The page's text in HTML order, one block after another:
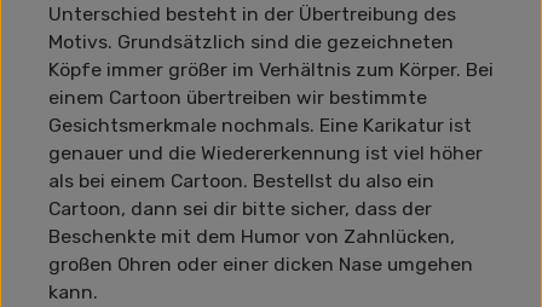
Unterschied besteht in der Übertreibung des
Motivs. Grundsätzlich sind die gezeichneten
Köpfe immer größer im Verhältnis zum Körper. Bei
einem Cartoon übertreiben wir bestimmte
Gesichtsmerkmale nochmals. Eine Karikatur ist
genauer und die Wiedererkennung ist viel höher
als bei einem Cartoon. Bestellst du also ein
Cartoon, dann sei dir bitte sicher, dass der
Beschenkte mit dem Humor von Zahnlücken,
großen Ohren oder einer dicken Nase umgehen
kann.